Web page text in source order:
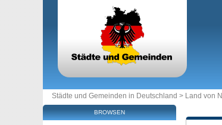
Städte und Gemeinden in Deutschland > Land von
BROWSEN